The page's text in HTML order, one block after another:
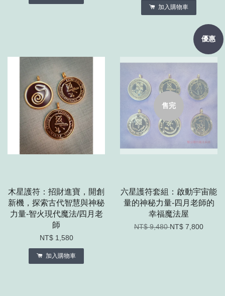
加入購物車
木星護符：招財進寶，開創
新機，探索古代智慧與神秘
力量-智火現代魔法/四月老
師
NT$ 1,580
加入購物車
優惠
售完
六星護符套組：啟動宇宙能
量的神秘力量-四月老師的
幸福魔法屋
NT$ 9,480NT$ 7,800